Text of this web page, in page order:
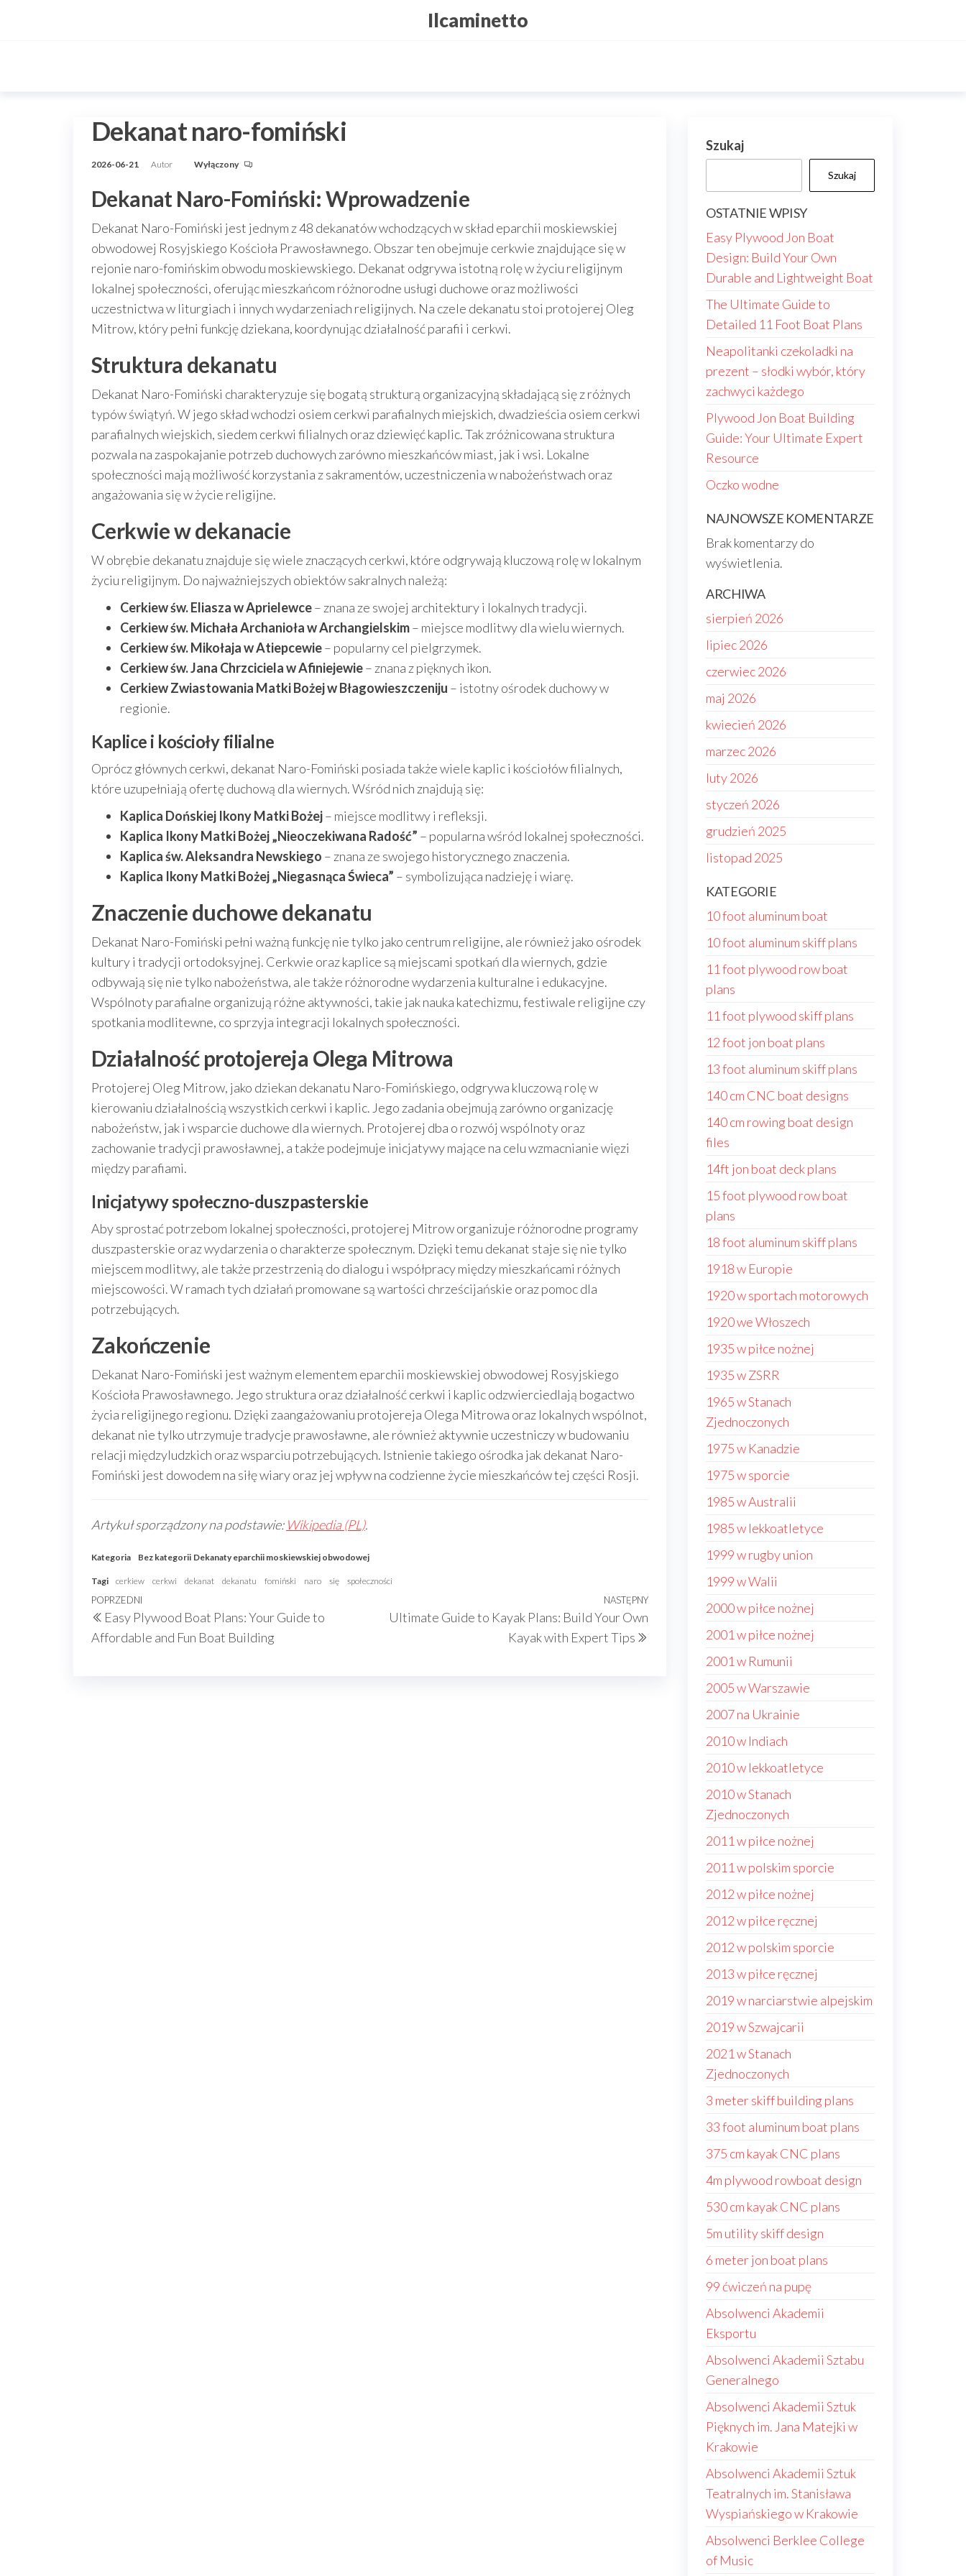
Ilcaminetto
Dekanat naro-fomiński
2026-06-21 Autor Wyłączony
Dekanat Naro-Fomiński: Wprowadzenie
Dekanat Naro-Fomiński jest jednym z 48 dekanatów wchodzących w skład eparchii moskiewskiej
obwodowej Rosyjskiego Kościoła Prawosławnego. Obszar ten obejmuje cerkwie znajdujące się w
rejonie naro-fomińskim obwodu moskiewskiego. Dekanat odgrywa istotną rolę w życiu religijnym
lokalnej społeczności, oferując mieszkańcom różnorodne usługi duchowe oraz możliwości
uczestnictwa w liturgiach i innych wydarzeniach religijnych. Na czele dekanatu stoi protojerej Oleg
Mitrow, który pełni funkcję dziekana, koordynując działalność parafii i cerkwi.
Struktura dekanatu
Dekanat Naro-Fomiński charakteryzuje się bogatą strukturą organizacyjną składającą się z różnych
typów świątyń. W jego skład wchodzi osiem cerkwi parafialnych miejskich, dwadzieścia osiem cerkwi
parafialnych wiejskich, siedem cerkwi filialnych oraz dziewięć kaplic. Tak zróżnicowana struktura
pozwala na zaspokajanie potrzeb duchowych zarówno mieszkańców miast, jak i wsi. Lokalne
społeczności mają możliwość korzystania z sakramentów, uczestniczenia w nabożeństwach oraz
angażowania się w życie religijne.
Cerkwie w dekanacie
W obrębie dekanatu znajduje się wiele znaczących cerkwi, które odgrywają kluczową rolę w lokalnym
życiu religijnym. Do najważniejszych obiektów sakralnych należą:
Cerkiew św. Eliasza w Aprielewce– znana ze swojej architektury i lokalnych tradycji.
Cerkiew św. Michała Archanioła w Archangielskim– miejsce modlitwy dla wielu wiernych.
Cerkiew św. Mikołaja w Atiepcewie– popularny cel pielgrzymek.
Cerkiew św. Jana Chrzciciela w Afiniejewie– znana z pięknych ikon.
Cerkiew Zwiastowania Matki Bożej w Błagowieszczeniju – istotny ośrodek duchowy w
regionie.
Kaplice i kościoły filialne
Oprócz głównych cerkwi, dekanat Naro-Fomiński posiada także wiele kaplic i kościołów filialnych,
które uzupełniają ofertę duchową dla wiernych. Wśród nich znajdują się:
Kaplica Dońskiej Ikony Matki Bożej– miejsce modlitwy i refleksji.
Kaplica Ikony Matki Bożej „Nieoczekiwana Radość” – popularna wśród lokalnej społeczności.
Kaplica św. Aleksandra Newskiego – znana ze swojego historycznego znaczenia.
Kaplica Ikony Matki Bożej „Niegasnąca Świeca” – symbolizująca nadzieję i wiarę.
Znaczenie duchowe dekanatu
Dekanat Naro-Fomiński pełni ważną funkcję nie tylko jako centrum religijne, ale również jako ośrodek
kultury i tradycji ortodoksyjnej. Cerkwie oraz kaplice są miejscami spotkań dla wiernych, gdzie
odbywają się nie tylko nabożeństwa, ale także różnorodne wydarzenia kulturalne i edukacyjne.
Wspólnoty parafialne organizują różne aktywności, takie jak nauka katechizmu, festiwale religijne czy
spotkania modlitewne, co sprzyja integracji lokalnych społeczności.
Działalność protojereja Olega Mitrowa
Protojerej Oleg Mitrow, jako dziekan dekanatu Naro-Fomińskiego, odgrywa kluczową rolę w
kierowaniu działalnością wszystkich cerkwi i kaplic. Jego zadania obejmują zarówno organizację
nabożeństw, jak i wsparcie duchowe dla wiernych. Protojerej dba o rozwój wspólnoty oraz
zachowanie tradycji prawosławnej, a także podejmuje inicjatywy mające na celu wzmacnianie więzi
między parafiami.
Inicjatywy społeczno-duszpasterskie
Aby sprostać potrzebom lokalnej społeczności, protojerej Mitrow organizuje różnorodne programy
duszpasterskie oraz wydarzenia o charakterze społecznym. Dzięki temu dekanat staje się nie tylko
miejscem modlitwy, ale także przestrzenią do dialogu i współpracy między mieszkańcami różnych
miejscowości. W ramach tych działań promowane są wartości chrześcijańskie oraz pomoc dla
potrzebujących.
Zakończenie
Dekanat Naro-Fomiński jest ważnym elementem eparchii moskiewskiej obwodowej Rosyjskiego
Kościoła Prawosławnego. Jego struktura oraz działalność cerkwi i kaplic odzwierciedlają bogactwo
życia religijnego regionu. Dzięki zaangażowaniu protojereja Olega Mitrowa oraz lokalnych wspólnot,
dekanat nie tylko utrzymuje tradycje prawosławne, ale również aktywnie uczestniczy w budowaniu
relacji międzyludzkich oraz wsparciu potrzebujących. Istnienie takiego ośrodka jak dekanat Naro-
Fomiński jest dowodem na siłę wiary oraz jej wpływ na codzienne życie mieszkańców tej części Rosji.
Artykuł sporządzony na podstawie: Wikipedia (PL).
Kategoria Bez kategorii Dekanaty eparchii moskiewskiej obwodowej
Tagi cerkiew cerkwi dekanat dekanatu fomiński naro się społeczności
Nawigacja
wpisu
Poprzedni
wpis
POPRZEDNI
Easy Plywood Boat Plans: Your Guide to
Affordable and Fun Boat Building
Następny
NASTĘPNY
Ultimate Guide to Kayak Plans: Build Your Own
Kayak with Expert Tips
Szukaj
Szukaj
OSTATNIE WPISY
Easy Plywood Jon Boat
Design: Build Your Own
Durable and Lightweight Boat
The Ultimate Guide to
Detailed 11 Foot Boat Plans
Neapolitanki czekoladki na
prezent – słodki wybór, który
zachwyci każdego
Plywood Jon Boat Building
Guide: Your Ultimate Expert
Resource
Oczko wodne
NAJNOWSZE KOMENTARZE
Brak komentarzy do
wyświetlenia.
ARCHIWA
sierpień 2026
lipiec 2026
czerwiec 2026
maj 2026
kwiecień 2026
marzec 2026
luty 2026
styczeń 2026
grudzień 2025
listopad 2025
KATEGORIE
10 foot aluminum boat
10 foot aluminum skiff plans
11 foot plywood row boat
plans
11 foot plywood skiff plans
12 foot jon boat plans
13 foot aluminum skiff plans
140 cm CNC boat designs
140 cm rowing boat design
files
14ft jon boat deck plans
15 foot plywood row boat
plans
18 foot aluminum skiff plans
1918 w Europie
1920 w sportach motorowych
1920 we Włoszech
1935 w piłce nożnej
1935 w ZSRR
1965 w Stanach
Zjednoczonych
1975 w Kanadzie
1975 w sporcie
1985 w Australii
1985 w lekkoatletyce
1999 w rugby union
1999 w Walii
2000 w piłce nożnej
2001 w piłce nożnej
2001 w Rumunii
2005 w Warszawie
2007 na Ukrainie
2010 w Indiach
2010 w lekkoatletyce
2010 w Stanach
Zjednoczonych
2011 w piłce nożnej
2011 w polskim sporcie
2012 w piłce nożnej
2012 w piłce ręcznej
2012 w polskim sporcie
2013 w piłce ręcznej
2019 w narciarstwie alpejskim
2019 w Szwajcarii
2021 w Stanach
Zjednoczonych
3 meter skiff building plans
33 foot aluminum boat plans
375 cm kayak CNC plans
4m plywood rowboat design
530 cm kayak CNC plans
5m utility skiff design
6 meter jon boat plans
99 ćwiczeń na pupę
Absolwenci Akademii
Eksportu
Absolwenci Akademii Sztabu
Generalnego
Absolwenci Akademii Sztuk
Pięknych im. Jana Matejki w
Krakowie
Absolwenci Akademii Sztuk
Teatralnych im. Stanisława
Wyspiańskiego w Krakowie
Absolwenci Berklee College
of Music